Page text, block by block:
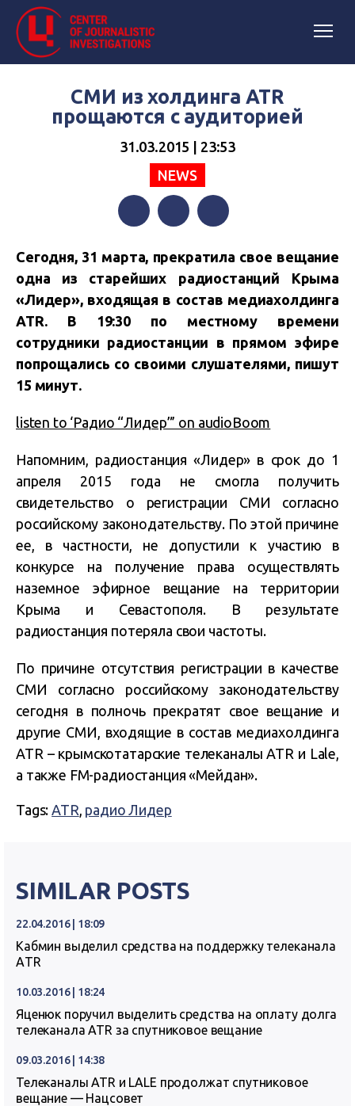
СМИ из холдинга ATR
прощаются с аудиторией
31.03.2015 | 23:53
NEWS
Сегодня, 31 марта, прекратила свое вещание
одна из старейших радиостанций Крыма
«Лидер», входящая в состав медиахолдинга
ATR. В 19:30 по местному времени
сотрудники радиостанции в прямом эфире
попрощались со своими слушателями, пишут
15 минут.
listen to ‘Радио “Лидер”’ on audioBoom
Напомним, радиостанция «Лидер» в срок до 1
апреля 2015 года не смогла получить
свидетельство о регистрации СМИ согласно
российскому законодательству. По этой причине
ее, в частности, не допустили к участию в
конкурсе на получение права осуществлять
наземное эфирное вещание на территории
Крыма и Севастополя. В результате
радиостанция потеряла свои частоты.
По причине отсутствия регистрации в качестве
СМИ согласно российскому законодательству
сегодня в полночь прекратят свое вещание и
другие СМИ, входящие в состав медиахолдинга
ATR – крымскотатарские телеканалы ATR и Lale,
а также FM-радиостанция «Мейдан».
Tags:ATR, радио Лидер
SIMILAR POSTS
22.04.2016 | 18:09
Кабмин выделил средства на поддержку телеканала
АTR
10.03.2016 | 18:24
Яценюк поручил выделить средства на оплату долга
телеканала ATR за спутниковое вещание
09.03.2016 | 14:38
Телеканалы ATR и LALE продолжат спутниковое
вещание — Нацсовет